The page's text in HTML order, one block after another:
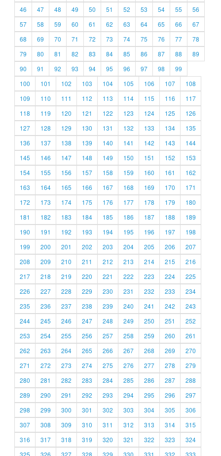
46
47 48 49 50 51 52 53 54 55
56
57
58 59 60 61 62 63 64 65 66
67
68
69 70 71 72 73 74 75 76 77
78
79
80 81 82 83 84 85 86 87 88
89
90
91 92 93 94 95 96 97 98
99
100
101 102 103 104 105 106 107
108
109
110 111 112 113 114 115 116
117
118
119 120 121 122 123 124 125
126
127
128 129 130 131 132 133 134
135
136
137 138 139 140 141 142 143
144
145
146 147 148 149 150 151 152
153
154
155 156 157 158 159 160 161
162
163
164 165 166 167 168 169 170
171
172
173 174 175 176 177 178 179
180
181
182 183 184 185 186 187 188
189
190
191 192 193 194 195 196 197
198
199
200 201 202 203 204 205 206
207
208
209 210 211 212 213 214 215
216
217
218 219 220 221 222 223 224
225
226
227 228 229 230 231 232 233
234
235
236 237 238 239 240 241 242
243
244
245 246 247 248 249 250 251
252
253
254 255 256 257 258 259 260
261
262
263 264 265 266 267 268 269
270
271
272 273 274 275 276 277 278
279
280
281 282 283 284 285 286 287
288
289
290 291 292 293 294 295 296
297
298
299 300 301 302 303 304 305
306
307
308 309 310 311 312 313 314
315
316
317 318 319 320 321 322 323
324
325
326 327 328 329 330 331 332 333